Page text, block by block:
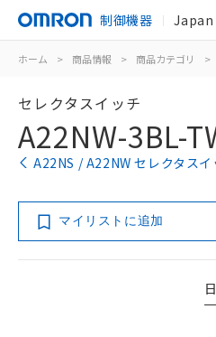
制御機器 Japan
ホーム > 商品情報 > 商品カテゴリ >
セレクタスイッチ
A22NW-3BL-
A22NS / A22NW セレクタス
マイリストに追加